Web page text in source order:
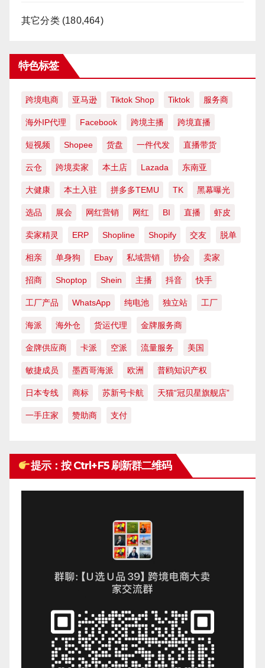
其它分类(180,464)
特色标签
跨境电商 亚马逊 Tiktok Shop Tiktok 服务商
海外IP代理 Facebook 跨境主播 跨境直播
短视频 Shopee 货盘 一件代发 直播带货
云仓 跨境卖家 本土店 Lazada 东南亚
大健康 本土入驻 拼多多TEMU TK 黑幕曝光
选品 展会 网红营销 网红 BI 直播 虾皮
卖家精灵 ERP Shopline Shopify 交友 脱单
相亲 单身狗 Ebay 私域营销 协会 卖家
招商 Shoptop Shein 主播 抖音 快手
工厂产品 WhatsApp 纯电池 独立站 工厂
海派 海外仓 货运代理 金牌服务商
金牌供应商 卡派 空派 流量服务 美国
敏捷成员 墨西哥海派 欧洲 普鸥知识产权
日本专线 商标 苏新号卡航 天猫“冠贝星旗舰店”
一手庄家 赞助商 支付
提示：按 Ctrl+F5 刷新群二维码